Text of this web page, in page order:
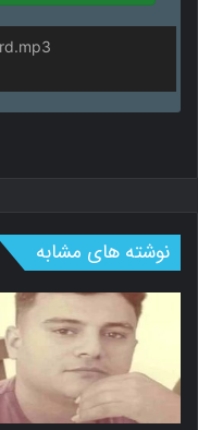
نوشته های مشابه